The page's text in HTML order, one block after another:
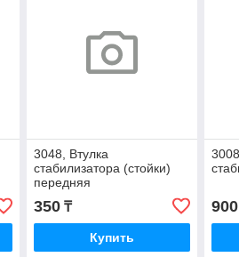
3048, Втулка
стабилизатора (стойки)
передняя
350₸
Купить
900